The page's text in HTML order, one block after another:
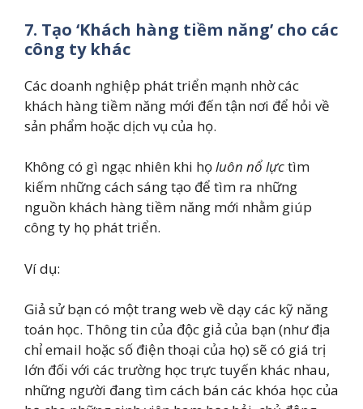
7. Tạo ‘Khách hàng tiềm năng’ cho các
công ty khác
Các doanh nghiệp phát triển mạnh nhờ các
khách hàng tiềm năng mới đến tận nơi để hỏi về
sản phẩm hoặc dịch vụ của họ.
Không có gì ngạc nhiên khi họluôn nổ lựctìm
kiếm những cách sáng tạo để tìm ra những
nguồn khách hàng tiềm năng mới nhằm giúp
công ty họ phát triển.
Ví dụ:
Giả sử bạn có một trang web về dạy các kỹ năng
toán học. Thông tin của độc giả của bạn (như địa
chỉ email hoặc số điện thoại của họ) sẽ có giá trị
lớn đối với các trường học trực tuyến khác nhau,
những người đang tìm cách bán các khóa học của